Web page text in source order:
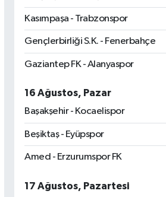
Kasımpaşa - Trabzonspor
Gençlerbirliği S.K. - Fenerbahçe
Gaziantep FK - Alanyaspor
16 Ağustos, Pazar
Başakşehir - Kocaelispor
Beşiktaş - Eyüpspor
Amed - Erzurumspor FK
17 Ağustos, Pazartesi